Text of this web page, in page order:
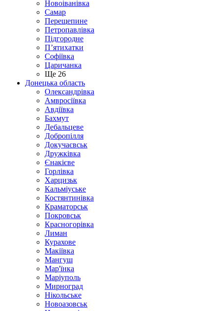
Новоіванівка
Самар
Перещепине
Петропавлівка
Підгородне
П’ятихатки
Софіївка
Царичанка
Ще 26
Донецька область
Олександрівка
Амвросіївка
Авдіївка
Бахмут
Дебальцеве
Добропілля
Докучаєвськ
Дружківка
Єнакієве
Горлівка
Харцизьк
Кальміуське
Костянтинівка
Краматорськ
Покровськ
Красногорівка
Лиман
Курахове
Макіївка
Мангуш
Мар'їнка
Маріуполь
Мирноград
Нікольське
Новоазовськ